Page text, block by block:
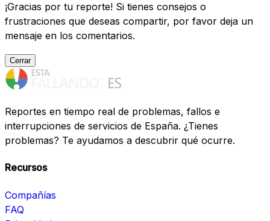
¡Gracias por tu reporte! Si tienes consejos o
frustraciones que deseas compartir, por favor deja un
mensaje en los comentarios.
Cerrar
Reportes en tiempo real de problemas, fallos e
interrupciones de servicios de España. ¿Tienes
problemas? Te ayudamos a descubrir qué ocurre.
Recursos
Compañías
FAQ